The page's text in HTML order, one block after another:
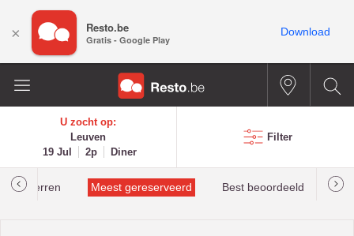
U zocht op:
Leuven
19 Jul
2p Diner
Filter
Meest gereserveerd Best beoordeeld
× Resto.be
Gratis - Google Play
Download